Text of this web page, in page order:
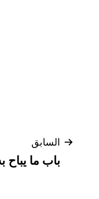
تصفّح
المقالات
السابق
باب ما يباح